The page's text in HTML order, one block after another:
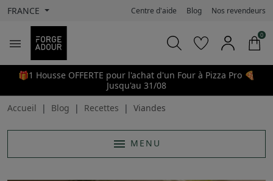
FRANCE Centre d'aide Blog Nos revendeurs

0
🎁1 Housse OFFERTE pour l'achat d'un Four à Pizza Pro 🍕
Jusqu'au 31/08
Accueil
Blog Recettes Viandes
menu MENU